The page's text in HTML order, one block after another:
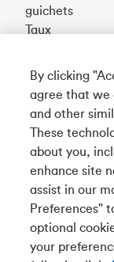
guichets
Taux
Connectez-
Tangerine est le
By clicking
agree that we
and other
These
about you,
enhance site
assist in our
Preferences"
optional
your